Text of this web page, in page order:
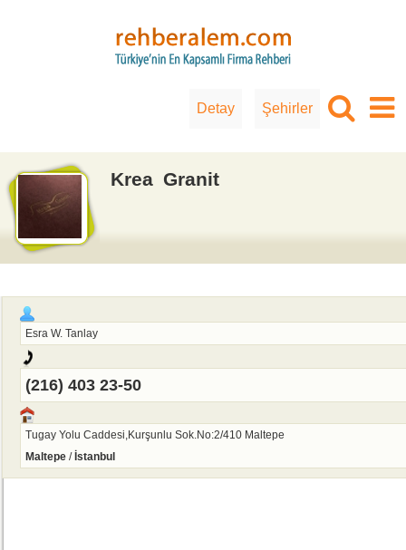
Detay Şehirler
Krea Granit
Esra W. Tanlay
(216) 403 23-50
Tugay Yolu Caddesi,Kurşunlu Sok.No:2/410 Maltepe
Maltepe/ İstanbul